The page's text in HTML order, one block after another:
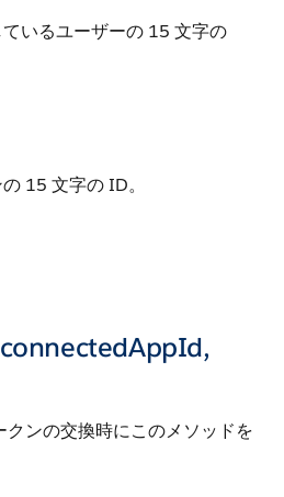
いるユーザーの 15 文字の
15 文字の ID。
ンの交換時にこのメソッドを